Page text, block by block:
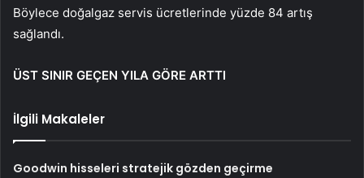
Böylece doğalgaz servis ücretlerinde yüzde 84 artış
sağlandı.
ÜST SINIR GEÇEN YILA GÖRE ARTTI
İlgili Makaleler
Goodwin hisseleri stratejik gözden geçirme